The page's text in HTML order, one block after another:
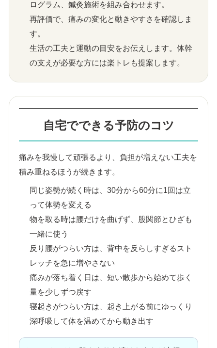
ログラム、鍼灸施術を組み合わせます。
再評価で、痛みの変化と動きやすさを確認しま
す。
生活の工夫と運動の目安をお伝えします。体幹
の支えが必要な方には楽トレも提案します。
自宅でできる予防のコツ
痛みを我慢して頑張るより、負担が増えない工夫を
積み重ねるほうが続きます。
同じ姿勢が続く時は、30分から60分に1回は立
って体勢を変える
物を取る時は腰だけを曲げず、股関節とひざも
一緒に使う
反り腰がつらい方は、背中を反らしすぎるスト
レッチを急に増やさない
痛みが落ち着く日は、短い散歩から始めて歩く
量を少しずつ戻す
寝起きがつらい方は、起き上がる前にゆっくり
深呼吸して体を温めてから動き出す